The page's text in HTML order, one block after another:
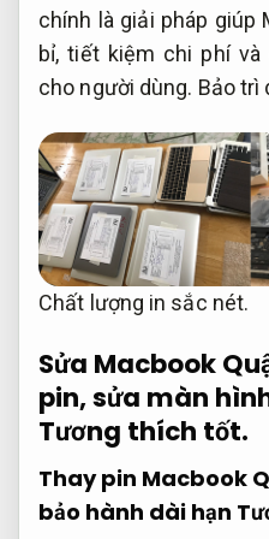
chính là giải pháp giúp
bỉ, tiết kiệm chi phí
cho người dùng. Bảo trì
Chất lượng in sắc nét.
Sửa Macbook
pin, sửa màn
Tương thích tốt.
Thay pin Macbook
bảo hành dài hạn